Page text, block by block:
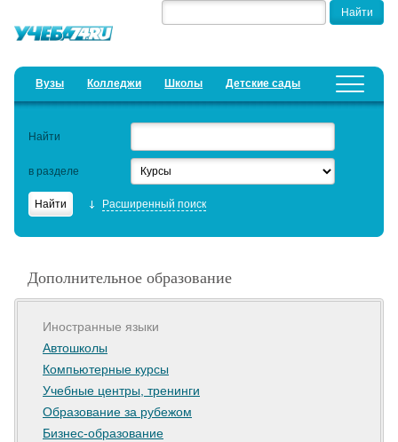
Вузы Колледжи Школы Детские сады
Добавить уч. заведение Предложить новость
Актуальные статьи
Найти
в разделе
Расширенный поиск
Дополнительное образование
Иностранные языки
Автошколы
Компьютерные курсы
Учебные центры, тренинги
Образование за рубежом
Бизнес-образование